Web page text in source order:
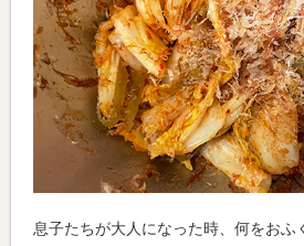
息子たちが大人になった時、何をおふ